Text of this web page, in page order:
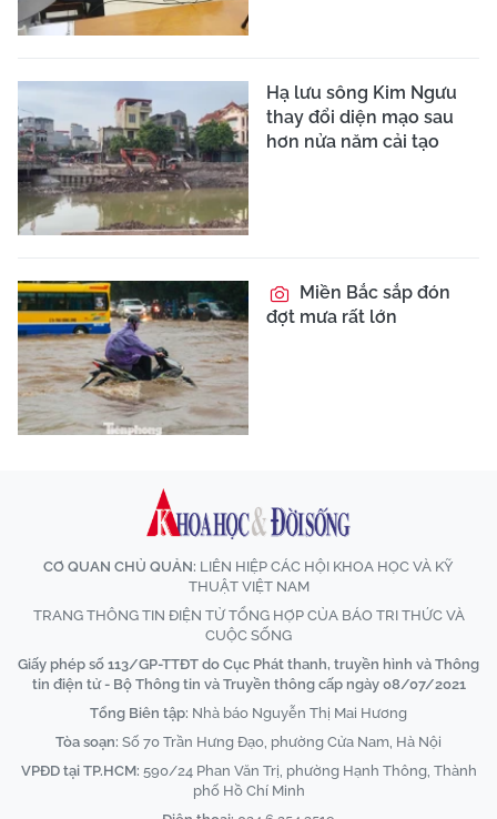
Hạ lưu sông Kim Ngưu
thay đổi diện mạo sau
hơn nửa năm cải tạo
Miền Bắc sắp đón
đợt mưa rất lớn
CƠ QUAN CHỦ QUẢN: LIÊN HIỆP CÁC HỘI KHOA HỌC VÀ KỸ
THUẬT VIỆT NAM
TRANG THÔNG TIN ĐIỆN TỬ TỔNG HỢP CỦA BÁO TRI THỨC VÀ
CUỘC SỐNG
Giấy phép số 113/GP-TTĐT do Cục Phát thanh, truyền hình và Thông
tin điện tử - Bộ Thông tin và Truyền thông cấp ngày 08/07/2021
Tổng Biên tập: Nhà báo Nguyễn Thị Mai Hương
Tòa soạn: Số 70 Trần Hưng Đạo, phường Cửa Nam, Hà Nội
VPĐD tại TP.HCM: 590/24 Phan Văn Trị, phường Hạnh Thông, Thành
phố Hồ Chí Minh